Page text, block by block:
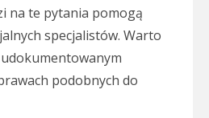
na te pytania pomogą
specjalistów. Warto
podobnych do